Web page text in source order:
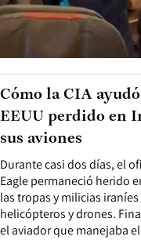
Durante casi dos días, el
Eagle permaneció herido
las tropas y milicias
helicópteros y drones.
el aviador que manejaba
Cómo la CIA
EEUU perdido en
sus aviones